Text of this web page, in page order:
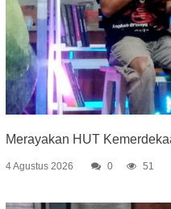
Merayakan HUT
4 Agustus 2026 0 51